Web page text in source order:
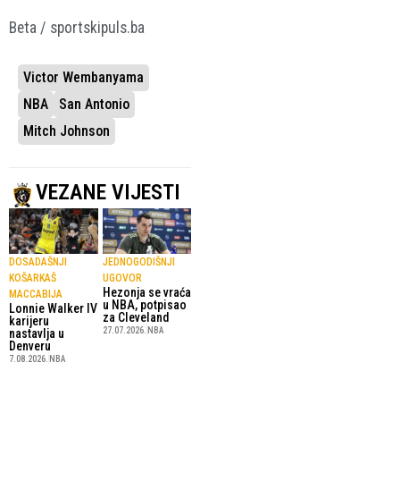
Beta / sportskipuls.ba
Victor Wembanyama
NBA
San Antonio
Mitch Johnson
VEZANE VIJESTI
DOSADAŠNJI
KOŠARKAŠ
MACCABIJA
Lonnie Walker IV
karijeru
nastavlja u
Denveru
7.08.2026. NBA
JEDNOGODIŠNJI
UGOVOR
Hezonja se vraća
u NBA, potpisao
za Cleveland
27.07.2026. NBA